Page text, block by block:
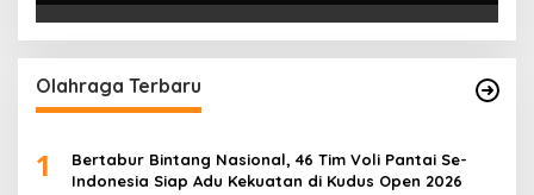
Olahraga Terbaru
1
Bertabur Bintang Nasional, 46 Tim Voli Pantai Se-
Indonesia Siap Adu Kekuatan di Kudus Open 2026